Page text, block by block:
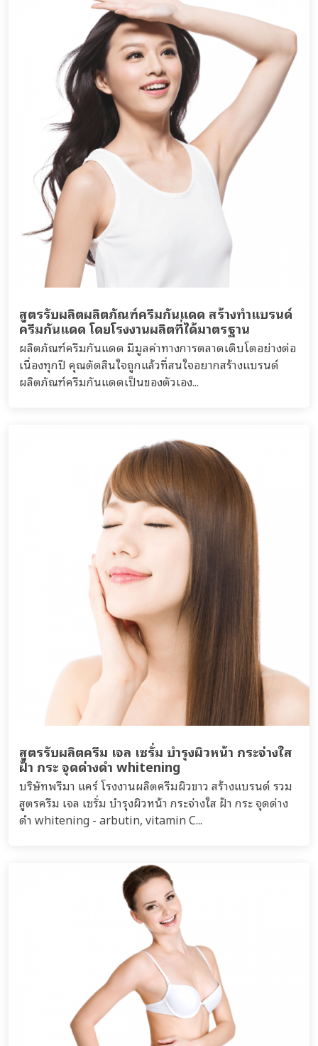
สูตรรับผลิตผลิตภัณฑ์ครีมกันแดด สร้างทำแบรนด์
ครีมกันแดด โดยโรงงานผลิตที่ได้มาตรฐาน
ผลิตภัณฑ์ครีมกันแดด มีมูลค่าทางการตลาดเติบโตอย่างต่อ
เนื่องทุกปี คุณตัดสินใจถูกแล้วที่สนใจอยากสร้างแบรนด์
ผลิตภัณฑ์ครีมกันแดดเป็นของตัวเอง...
สูตรรับผลิตครีม เจล เซรั่ม บำรุงผิวหน้า กระจ่างใส
ฝ้า กระ จุดด่างดำ whitening
บริษัทพรีมา แคร์ โรงงานผลิตครีมผิวขาว สร้างแบรนด์ รวม
สูตรครีม เจล เซรั่ม บำรุงผิวหน้า กระจ่างใส ฝ้า กระ จุดด่าง
ดำ whitening - arbutin, vitamin C...